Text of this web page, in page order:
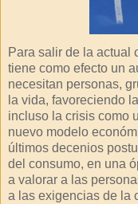
Para salir de la actual
tiene como efecto un
necesitan personas,
la vida, favoreciendo
incluso la crisis como
nuevo modelo
últimos decenios
del consumo, en una
a valorar a las
a las exigencias de la